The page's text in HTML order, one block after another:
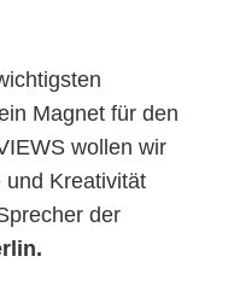
Magnet für den
wollen wir
und Kreativität
der